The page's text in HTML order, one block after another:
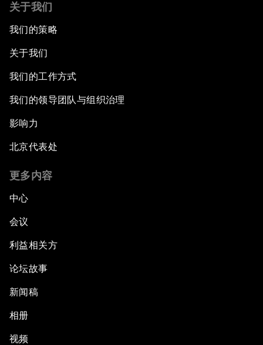
关于我们
我们的策略
关于我们
我们的工作方式
我们的领导团队与组织治理
影响力
北京代表处
更多内容
中心
会议
利益相关方
论坛故事
新闻稿
相册
视频